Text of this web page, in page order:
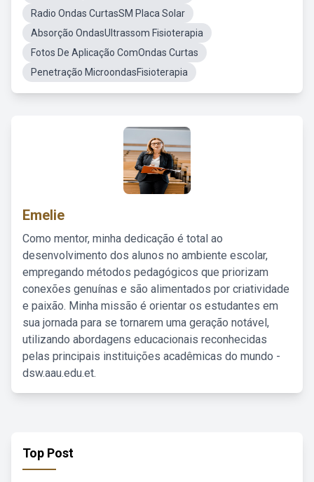
Radio Ondas CurtasSM Placa Solar
Absorção OndasUltrassom Fisioterapia
Fotos De Aplicação ComOndas Curtas
Penetração MicroondasFisioterapia
Emelie
Como mentor, minha dedicação é total ao
desenvolvimento dos alunos no ambiente escolar,
empregando métodos pedagógicos que priorizam
conexões genuínas e são alimentados por criatividade
e paixão. Minha missão é orientar os estudantes em
sua jornada para se tornarem uma geração notável,
utilizando abordagens educacionais reconhecidas
pelas principais instituições acadêmicas do mundo -
dsw.aau.edu.et.
Top Post